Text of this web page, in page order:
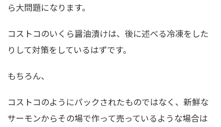
ら大問題になります。
コストコのいくら醤油漬けは、後に述べる冷凍をした
りして対策をしているはずです。
もちろん、
コストコのようにパックされたものではなく、新鮮な
サーモンからその場で作って売っているような場合は